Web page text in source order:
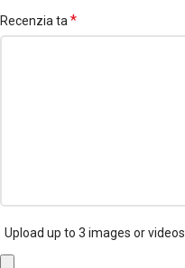
Recenzia ta*
Upload up to 3 images or videos